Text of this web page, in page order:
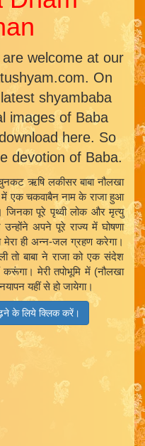
welcome at our
On
shyambaba
images of Baba
here. So
devotion of Baba.
ऋषि लकीसर बाबा नौलखा
में एक चकवाबैन नाम के राजा हुआ
पूरे पृथ्वी लोक और मृत्यु
अपने पूरे राज्य में घोषणा
मेरा ही अन्न-जल ग्रहण करेगा।
तो बाबा ने राजा को एक संदेश
मेरी तपोभूमि में (नौलखा
यहीं से हो जायेगा।
के लिये क्लिक करें।